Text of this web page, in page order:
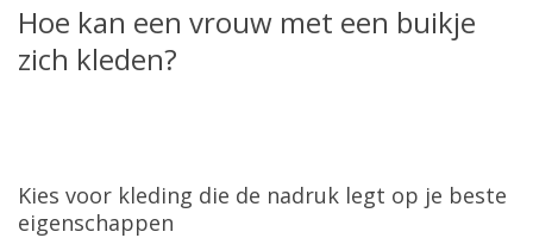
Hoe kan een vrouw met een buikje
zich kleden?
Kies voor kleding die de nadruk legt op je beste
eigenschappen